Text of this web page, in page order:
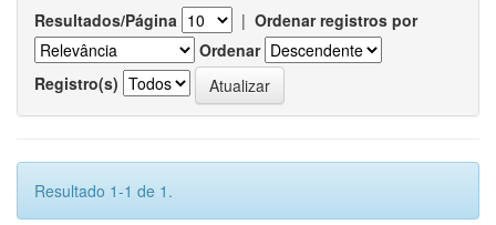
Resultados/Página | Ordenar registros por
Ordenar
Registro(s)
Resultado 1-1 de 1.